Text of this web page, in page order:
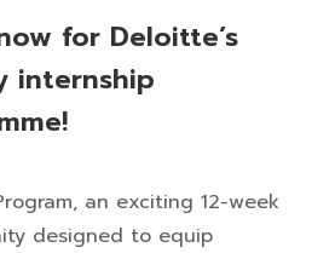
for Deloitte’s
internship
an exciting 12-week
designed to equip